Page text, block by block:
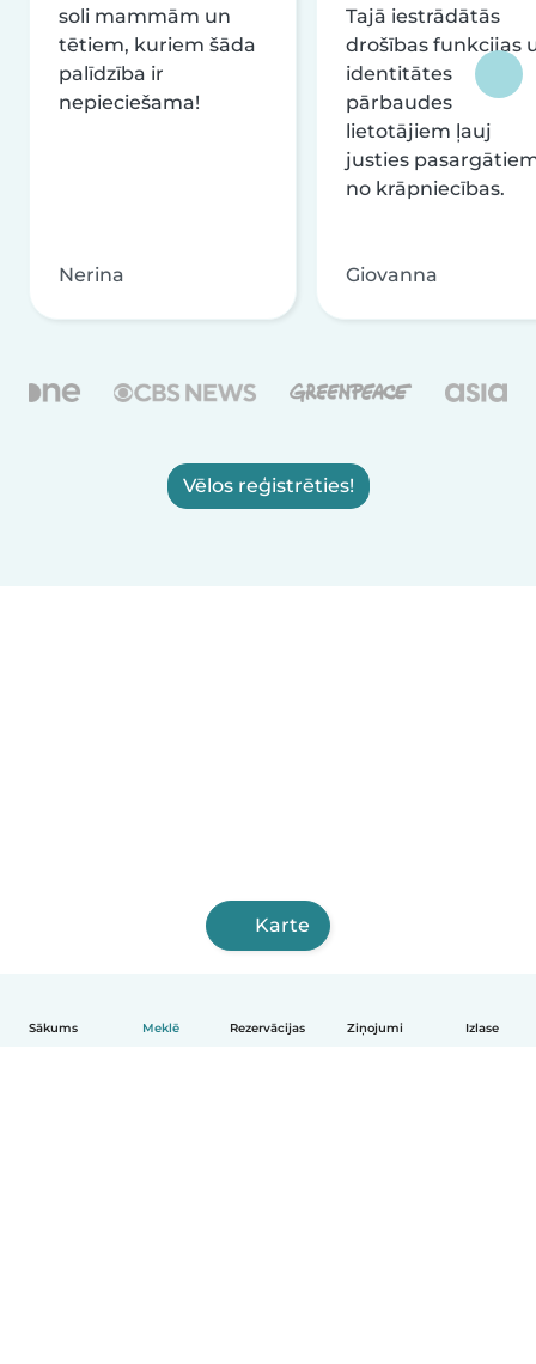
Sākums Meklē Rezervācijas Ziņojumi Izlase
soli mammām un
tētiem, kuriem šāda
palīdzība ir
nepieciešama!
Nerina
Tajā iestrādātās
drošības funkcijas
identitātes
pārbaudes
lietotājiem ļauj
justies
no krāpniecības.
Giovanna
Vēlos reģistrēties!
Karte